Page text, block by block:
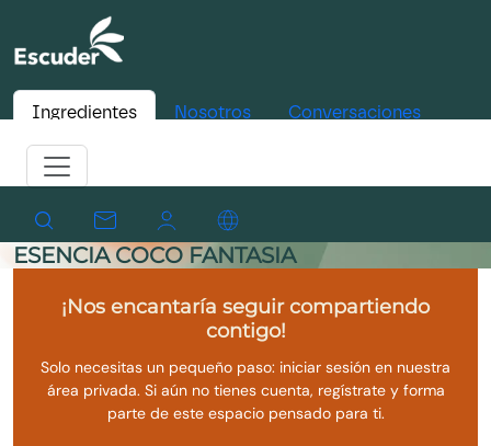
Ingredientes Nosotros Conversaciones
ESENCIA COCO FANTASIA
¡Nos encantaría seguir compartiendo
contigo!
Solo necesitas un pequeño paso: iniciar sesión en nuestra
área privada. Si aún no tienes cuenta, regístrate y forma
parte de este espacio pensado para ti.